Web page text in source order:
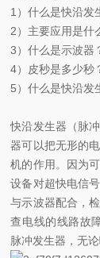
1）什么是快沿发
2）主要应用是什
3）什么是示波器
4）皮秒是多少秒
5）什么是快沿发
快沿发生器（脉
器可以把无形的
机的作用。因为
设备对超快电信
与示波器配合，
查电线的线路故
脉冲发生器，无